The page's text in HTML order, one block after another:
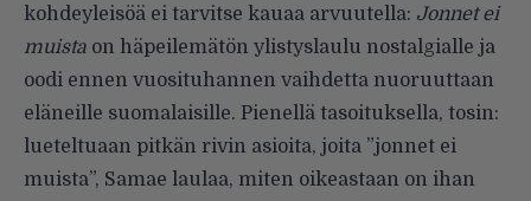
kohdeyleisöä ei tarvitse kauaa arvuutella: Jonnet ei
muista on häpeilemätön ylistyslaulu nostalgialle ja
oodi ennen vuosituhannen vaihdetta nuoruuttaan
eläneille suomalaisille. Pienellä tasoituksella, tosin:
lueteltuaan pitkän rivin asioita, joita ”jonnet ei
muista”, Samae laulaa, miten oikeastaan on ihan